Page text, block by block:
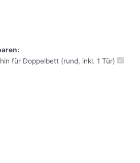
für Doppelbett (rund, inkl. 1 Tür)